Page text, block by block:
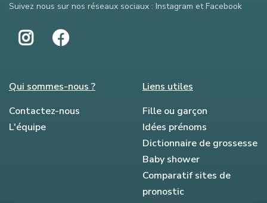
Suivez nous sur nos réseaux sociaux : Instagram et Facebook
Qui sommes-nous ?
Contactez-nous
L'équipe
Liens utiles
Fille ou garçon
Idées prénoms
Dictionnaire de grossesse
Baby shower
Comparatif sites de
pronostic